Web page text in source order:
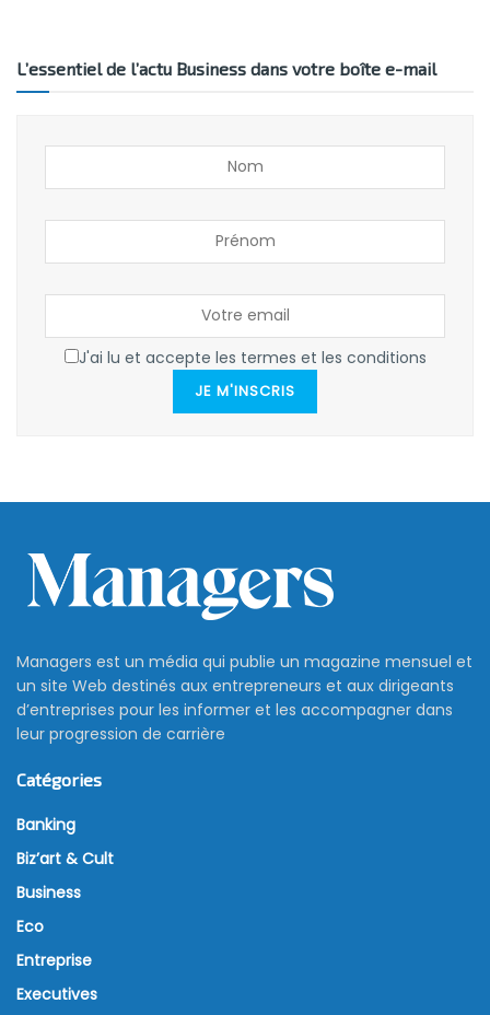
L’essentiel de l’actu Business dans votre boîte e-mail
J'ai lu et accepte les termes et les conditions
JE M'INSCRIS
Managers est un média qui publie un magazine mensuel et
un site Web destinés aux entrepreneurs et aux dirigeants
d’entreprises pour les informer et les accompagner dans
leur progression de carrière
Catégories
Banking
Biz’art & Cult
Business
Eco
Entreprise
Executives